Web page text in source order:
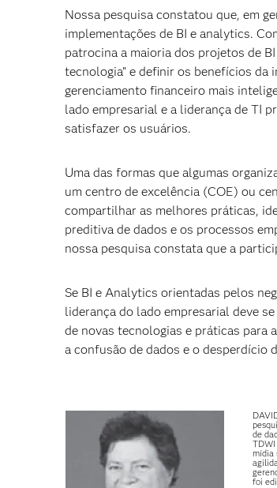
Nossa pesquisa constatou que, em
implementações de BI e analytics.
patrocina a maioria dos projetos de
tecnologia” e definir os benefícios da
gerenciamento financeiro mais
lado empresarial e a liderança de TI
satisfazer os usuários.
Uma das formas que algumas
um centro de excelência (COE) ou
compartilhar as melhores práticas,
preditiva de dados e os processos
nossa pesquisa constata que a
Se BI e Analytics orientadas pelos
liderança do lado empresarial deve
de novas tecnologias e práticas para
a confusão de dados e o desperdício
de
TDWI
mídia
foi